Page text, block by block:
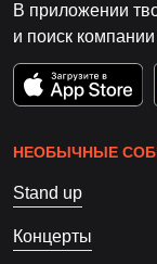
В приложении
и поиск
НЕОБЫЧНЫЕ
Stand up
Концерты